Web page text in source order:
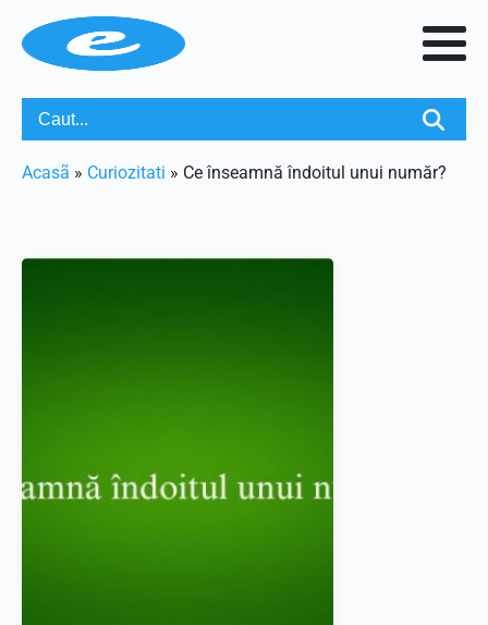
Acasã » Curiozitati » Ce înseamnă îndoitul unui număr?